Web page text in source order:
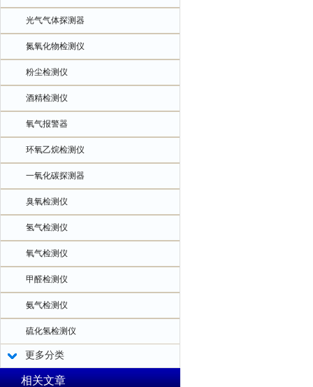
光气气体探测器
氮氧化物检测仪
粉尘检测仪
酒精检测仪
氧气报警器
环氧乙烷检测仪
一氧化碳探测器
臭氧检测仪
氢气检测仪
氧气检测仪
甲醛检测仪
氨气检测仪
硫化氢检测仪
更多分类
相关文章